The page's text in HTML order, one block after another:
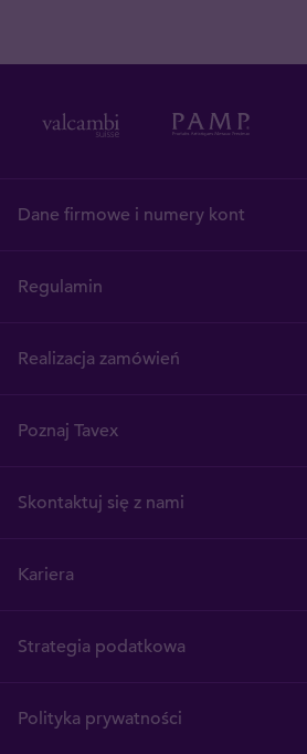
Dane firmowe i numery kont
Regulamin
Realizacja zamówień
Poznaj Tavex
Skontaktuj się z nami
Kariera
Strategia podatkowa
Polityka prywatności